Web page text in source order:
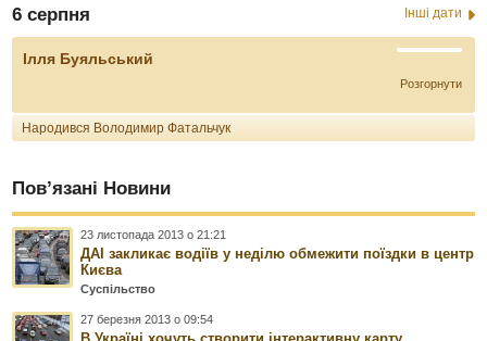
6 серпня Інші дати
Ілля Буяльський
Розгорнути
Народився Володимир Фатальчук
Пов’язані Новини
23 листопада 2013 о 21:21
ДАІ закликає водіїв у неділю обмежити поїздки в центр
Києва
Суспільство
27 березня 2013 о 09:54